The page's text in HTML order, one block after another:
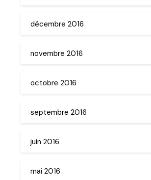
décembre 2016
novembre 2016
octobre 2016
septembre 2016
juin 2016
mai 2016